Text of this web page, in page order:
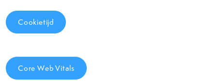
Cookietijd
Core Web Vitals